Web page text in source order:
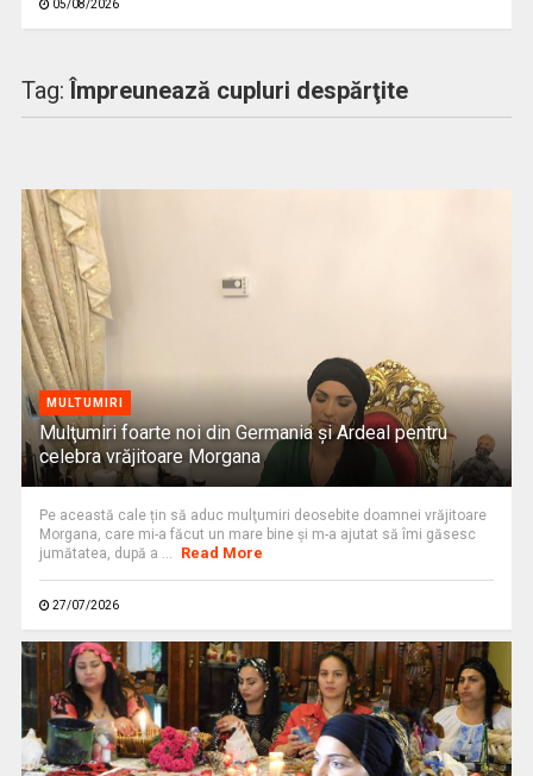
05/08/2026
Tag:Împreunează cupluri despărţite
MULTUMIRI
Mulţumiri foarte noi din Germania și Ardeal pentru
celebra vrăjitoare Morgana
Pe această cale țin să aduc mulţumiri deosebite doamnei vrăjitoare
Morgana, care mi-a făcut un mare bine şi m-a ajutat să îmi găsesc
jumătatea, după a ...
Read More
27/07/2026